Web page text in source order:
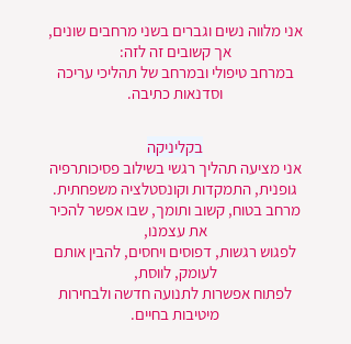
אני מלווה נשים וגברים בשני מרחבים שונים,
אך קשובים זה לזה:
במרחב טיפולי ובמרחב של תהליכי עריכה
וסדנאות כתיבה.
בקליניקה
אני מציעה תהליך רגשי בשילוב פסיכותרפיה
גופנית, התמקדות וקונסטלציה משפחתית.
מרחב בטוח, קשוב ותומך, שבו אפשר להכיר
את עצמנו,
לפגוש רגשות, דפוסים ויחסים, להבין אותם
לעומק, לווסת,
לפתוח אפשרות לתנועה חדשה ולבחירות
מיטיבות בחיים.